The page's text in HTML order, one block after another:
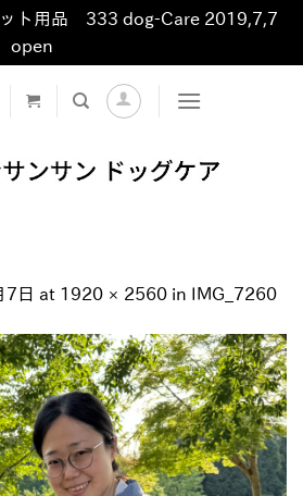
ット用品 333 dog-Care 2019,7,7
open
日 at 1920 × 2560 in IMG_7260